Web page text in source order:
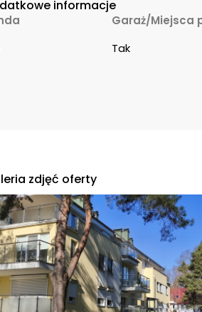
informacje
Garaż/Miejsca
Tak
zdjęć oferty